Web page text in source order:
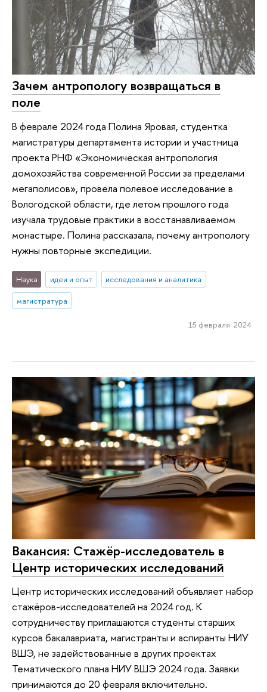
Зачем антропологу возвращаться в
поле
В феврале 2024 года Полина Яровая, студентка
магистратуры департамента истории и участница
проекта РНФ «Экономическая антропология
домохозяйства современной России за пределами
мегаполисов», провела полевое исследование в
Вологодской области, где летом прошлого года
изучала трудовые практики в восстанавливаемом
монастыре. Полина рассказала, почему антропологу
нужны повторные экспедиции.
Наука идеи и опыт
исследования и аналитика
магистратура
15 февраля 2024
Вакансия: Cтажёр-исследователь в
Центр исторических исследований
Центр исторических исследований объявляет набор
стажёров-исследователей на 2024 год. К
сотрудничеству приглашаются студенты старших
курсов бакалавриата, магистранты и аспиранты НИУ
ВШЭ, не задействованные в других проектах
Тематического плана НИУ ВШЭ 2024 года. Заявки
принимаются до 20 февраля включительно.